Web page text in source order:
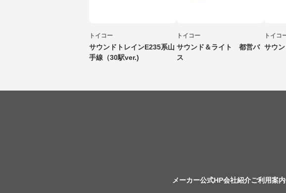
トイコー
サウンドトレインE235系山
手線（30駅ver.)
トイコー
サウンド＆ライト 都営バ
ス
トイコ
サウ
メーカー公式HP会社紹介ご利用案内